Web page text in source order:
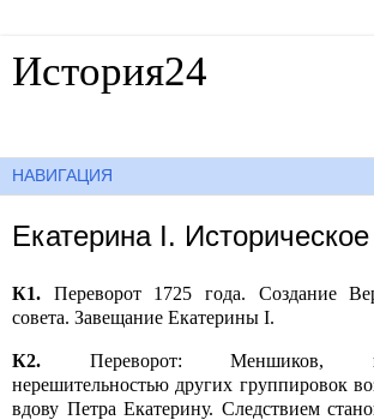
История24
Екатерина I.
К1. Переворот 1725 года. Создание
совета. Завещание Екатерины I.
К2. Переворот: Меншиков,
нерешительностью других группировок
вдову Петра Екатерину. Следствием